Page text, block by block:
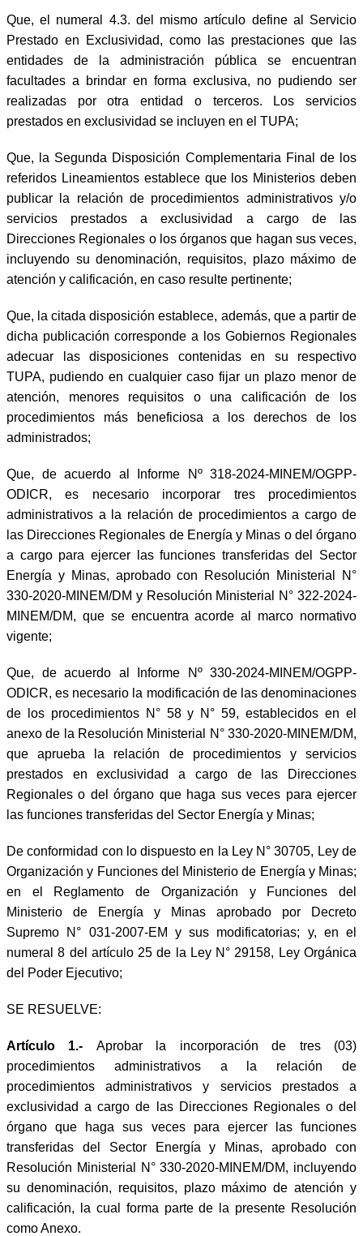
Que, el numeral 4.3. del mismo artículo define al Servicio
Prestado en Exclusividad, como las prestaciones que las
entidades de la administración pública se encuentran
facultades a brindar en forma exclusiva, no pudiendo ser
realizadas por otra entidad o terceros. Los servicios
prestados en exclusividad se incluyen en el TUPA;
Que, la Segunda Disposición Complementaria Final de los
referidos Lineamientos establece que los Ministerios deben
publicar la relación de procedimientos administrativos y/o
servicios prestados a exclusividad a cargo de las
Direcciones Regionales o los órganos que hagan sus veces,
incluyendo su denominación, requisitos, plazo máximo de
atención y calificación, en caso resulte pertinente;
Que, la citada disposición establece, además, que a partir de
dicha publicación corresponde a los Gobiernos Regionales
adecuar las disposiciones contenidas en su respectivo
TUPA, pudiendo en cualquier caso fijar un plazo menor de
atención, menores requisitos o una calificación de los
procedimientos más beneficiosa a los derechos de los
administrados;
Que, de acuerdo al Informe Nº 318-2024-MINEM/OGPP-
ODICR, es necesario incorporar tres procedimientos
administrativos a la relación de procedimientos a cargo de
las Direcciones Regionales de Energía y Minas o del órgano
a cargo para ejercer las funciones transferidas del Sector
Energía y Minas, aprobado con Resolución Ministerial N°
330-2020-MINEM/DM y Resolución Ministerial N° 322-2024-
MINEM/DM, que se encuentra acorde al marco normativo
vigente;
Que, de acuerdo al Informe Nº 330-2024-MINEM/OGPP-
ODICR, es necesario la modificación de las denominaciones
de los procedimientos N° 58 y N° 59, establecidos en el
anexo de la Resolución Ministerial N° 330-2020-MINEM/DM,
que aprueba la relación de procedimientos y servicios
prestados en exclusividad a cargo de las Direcciones
Regionales o del órgano que haga sus veces para ejercer
las funciones transferidas del Sector Energía y Minas;
De conformidad con lo dispuesto en la Ley N° 30705, Ley de
Organización y Funciones del Ministerio de Energía y Minas;
en el Reglamento de Organización y Funciones del
Ministerio de Energía y Minas aprobado por Decreto
Supremo N° 031-2007-EM y sus modificatorias; y, en el
numeral 8 del artículo 25 de la Ley N° 29158, Ley Orgánica
del Poder Ejecutivo;
SE RESUELVE:
Artículo 1.- Aprobar la incorporación de tres (03)
procedimientos administrativos a la relación de
procedimientos administrativos y servicios prestados a
exclusividad a cargo de las Direcciones Regionales o del
órgano que haga sus veces para ejercer las funciones
transferidas del Sector Energía y Minas, aprobado con
Resolución Ministerial N° 330-2020-MINEM/DM, incluyendo
su denominación, requisitos, plazo máximo de atención y
calificación, la cual forma parte de la presente Resolución
como Anexo.